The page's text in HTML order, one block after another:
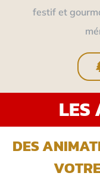
festif et
LES
DES